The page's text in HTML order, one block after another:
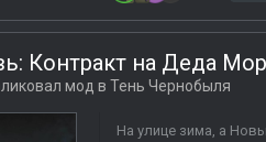
Контракт на Деда
мод в Тень Чернобыля
На улице зима, а